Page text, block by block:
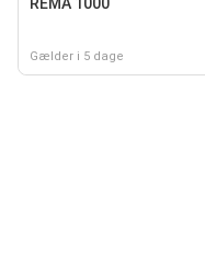
Gælder i 5 dage